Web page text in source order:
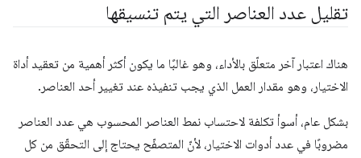
تقليل عدد العناصر التي يتم تنسيقها
هناك اعتبار آخر متعلّق بالأداء، وهو غالبًا ما يكون أكثر أهمية من تعقيد أداة
الاختيار، وهو مقدار العمل الذي يجب تنفيذه عند تغيير أحد العناصر.
بشكل عام، أسوأ تكلفة لاحتساب نمط العناصر المحسوب هي عدد العناصر
مضروبًا في عدد أدوات الاختيار، لأنّ المتصفّح يحتاج إلى التحقّق من كل